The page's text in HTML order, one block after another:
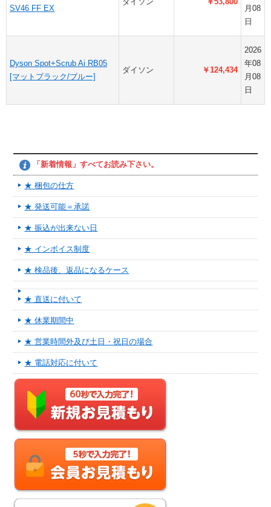
SV46 FF EX
月08
日
Dyson Spot+Scrub Ai RB05
[マットブラック/ブルー]
ダイソン ￥124,434
2026
年08
月08
日
「新着情報」すべてお読み下さい。
★ 梱包の仕方
★ 発送可能＝承諾
★ 振込が出来ない日
★ インボイス制度
★ 検品後、返品になるケース
★ 直送に付いて
★ 休業期間中
★ 営業時間外及び土日・祝日の場合
★ 電話対応に付いて